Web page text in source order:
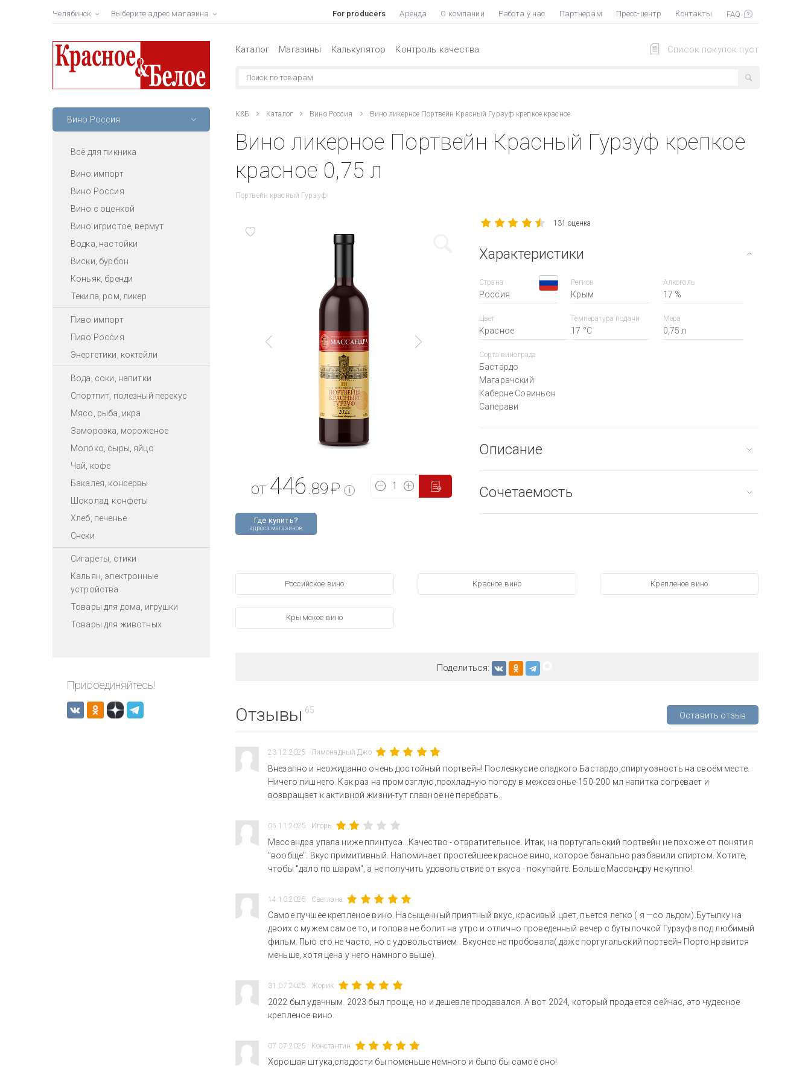
Челябинск Выберите адрес магазина For producers Аренда О компании Работа у нас Партнерам Пресс-центр Контакты
Список покупок пуст
Каталог Магазины Калькулятор Контроль качества
Вино Россия
Всё для пикника
Вино импорт
Вино Россия
Вино с оценкой
Вино игристое, вермут
Водка, настойки
Виски, бурбон
Коньяк, бренди
Текила, ром, ликер
Пиво импорт
Пиво Россия
Энергетики, коктейли
Вода, соки, напитки
Спортпит, полезный перекус
Мясо, рыба, икра
Заморозка, мороженое
Молоко, сыры, яйцо
Чай, кофе
Бакалея, консервы
Шоколад, конфеты
Хлеб, печенье
Снеки
Сигареты, стики
Кальян, электронные
устройства
Товары для дома, игрушки
Товары для животных
Присоединяйтесь!
К&Б Каталог Вино Россия Вино ликерное Портвейн Красный Гурзуф крепкое красное
Вино ликерное Портвейн Красный Гурзуф крепкое
красное 0,75 л
Портвейн красный Гурзуф
Где купить?
адреса магазинов
от 446.89₽ i
131 оценка
Характеристики
Страна
Россия
Регион
Крым
Алкоголь
17 %
Цвет
Красное
Температура подачи
17 °С
Мера
0,75 л
Сорта винограда
Бастардо
Магарачский
Каберне Совиньон
Саперави
Описание
Сочетаемость
Российское вино Красное вино Крепленое вино
Крымское вино
Поделиться:
Отзывы 65
Оставить отзыв
23.12.2025 Лимонадный Джо
Внезапно и неожиданно очень достойный портвейн! Послевкусие сладкого Бастардо,спиртуозность на своём месте.
Ничего лишнего. Как раз на промозглую,прохладную погоду в межсезонье-150-200 мл напитка согревает и
возвращает к активной жизни-тут главное не перебрать..
05.11.2025 Игорь
Массандра упала ниже плинтуса...Качество - отвратительное. Итак, на португальский портвейн не похоже от понятия
"вообще". Вкус примитивный. Напоминает простейшее красное вино, которое банально разбавили спиртом. Хотите,
чтобы "дало по шарам", а не получить удовольствие от вкуса - покупайте. Больше Массандру не куплю!
14.10.2025 Светлана
Самое лучшее крепленое вино. Насыщенный приятный вкус, красивый цвет, пьется легко ( я —со льдом).Бутылку на
двоих с мужем самое то, и голова не болит на утро и отлично проведенный вечер с бутылочкой Гурзуфа под любимый
фильм. Пью его не часто, но с удовольствием . Вкуснее не пробовала( даже португальский портвейн Порто нравится
меньше, хотя цена у него намного выше).
31.07.2025 Жорик
2022 был удачным. 2023 был проще, но и дешевле продавался. А вот 2024, который продается сейчас, это чудесное
крепленое вино.
07.07.2025 Константин
Хорошая штука,сладости бы поменьше немного и было бы самое оно!